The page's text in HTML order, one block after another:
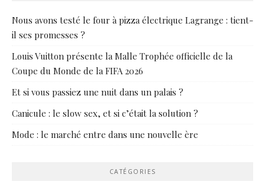
Nous avons testé le four à pizza électrique Lagrange : tient-
il ses promesses ?
Louis Vuitton présente la Malle Trophée officielle de la
Coupe du Monde de la FIFA 2026
Et si vous passiez une nuit dans un palais ?
Canicule : le slow sex, et si c’était la solution ?
Mode : le marché entre dans une nouvelle ère
CATÉGORIES